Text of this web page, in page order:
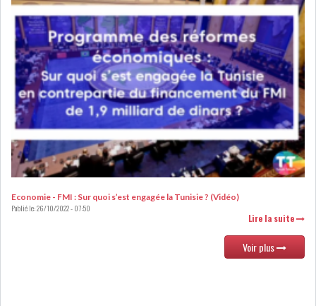
BOURSE DE TUNIS : UN OUTIL
DE FINANCEMEN...
LE CALENDRIER FISCAL ET
SOCIAL 2021: LES...
RSS
ECONOMIE
Economie - FMI : Sur quoi s’est engagée la Tunisie ? (Vidéo)
Publié le:26/10/2022 - 07:50
Lire la suite
Voir plus